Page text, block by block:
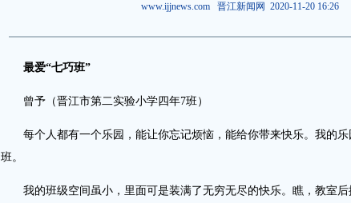
www.ijjnews.com 晋江新闻网 2020-11-20 16:26
最爱“七巧班”
曾予（晋江市第二实验小学四年7班）
每个人都有一个乐园，能让你忘记烦恼，能给你带来快乐。我的
班。
我的班级空间虽小，里面可是装满了无穷无尽的快乐。瞧，教室后